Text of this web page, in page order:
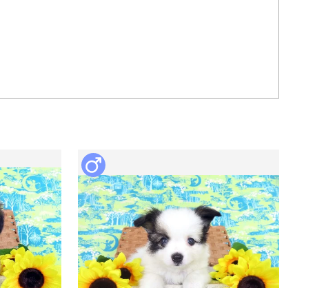
生体という特性上、日々成長変化しますので、やむを得ない
事情であってもお客様都合のキャンセルの場
合、予約金はご返金できませんのでご了承ください。
なお、生体なので当該犬が何らかの事情および当方のブリー
ダーとしての責任ある判断でお引渡しが不能
となる場合があるかもしれません。その際は予約金を返金す
ること